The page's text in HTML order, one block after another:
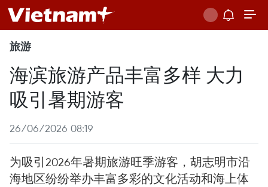
旅游
海滨旅游产品丰富多样 大力
吸引暑期游客
26/06/2026 08:19
为吸引2026年暑期旅游旺季游客，胡志明市沿
海地区纷纷举办丰富多彩的文化活动和海上体